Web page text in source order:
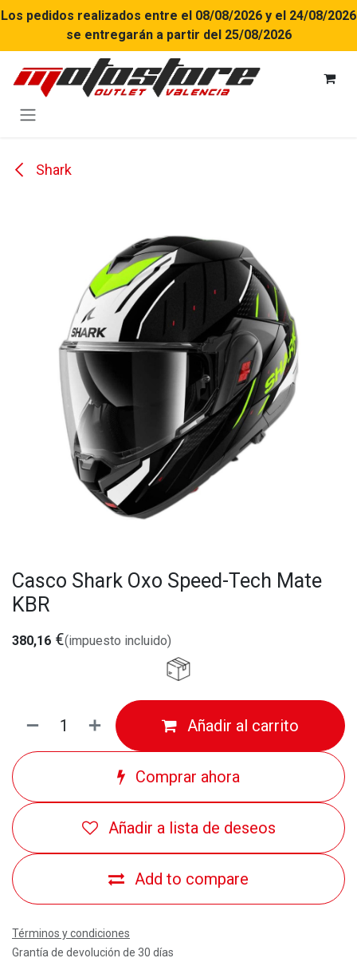
Ir al contenido
Los pedidos realizados entre el 08/08/2026 y el 24/08/2026
se entregarán a partir del 25/08/2026
Shark
Casco Shark Oxo Speed-Tech Mate
KBR
380,16 €(impuesto incluido)
Añadir al carrito
Comprar ahora
Add to compare
Añadir a lista de deseos
Términos y condiciones
Grantía de devolución de 30 días